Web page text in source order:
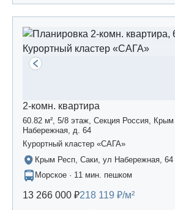
2-комн. квартира
60.82 м², 5/8 этаж, Секция Россия,
Набережная, д. 64
Курортный кластер «САГА»
Крым Респ, Саки, ул Набережная, 64
Морское · 11 мин. пешком
13 266 000 ₽218 119 ₽/м²